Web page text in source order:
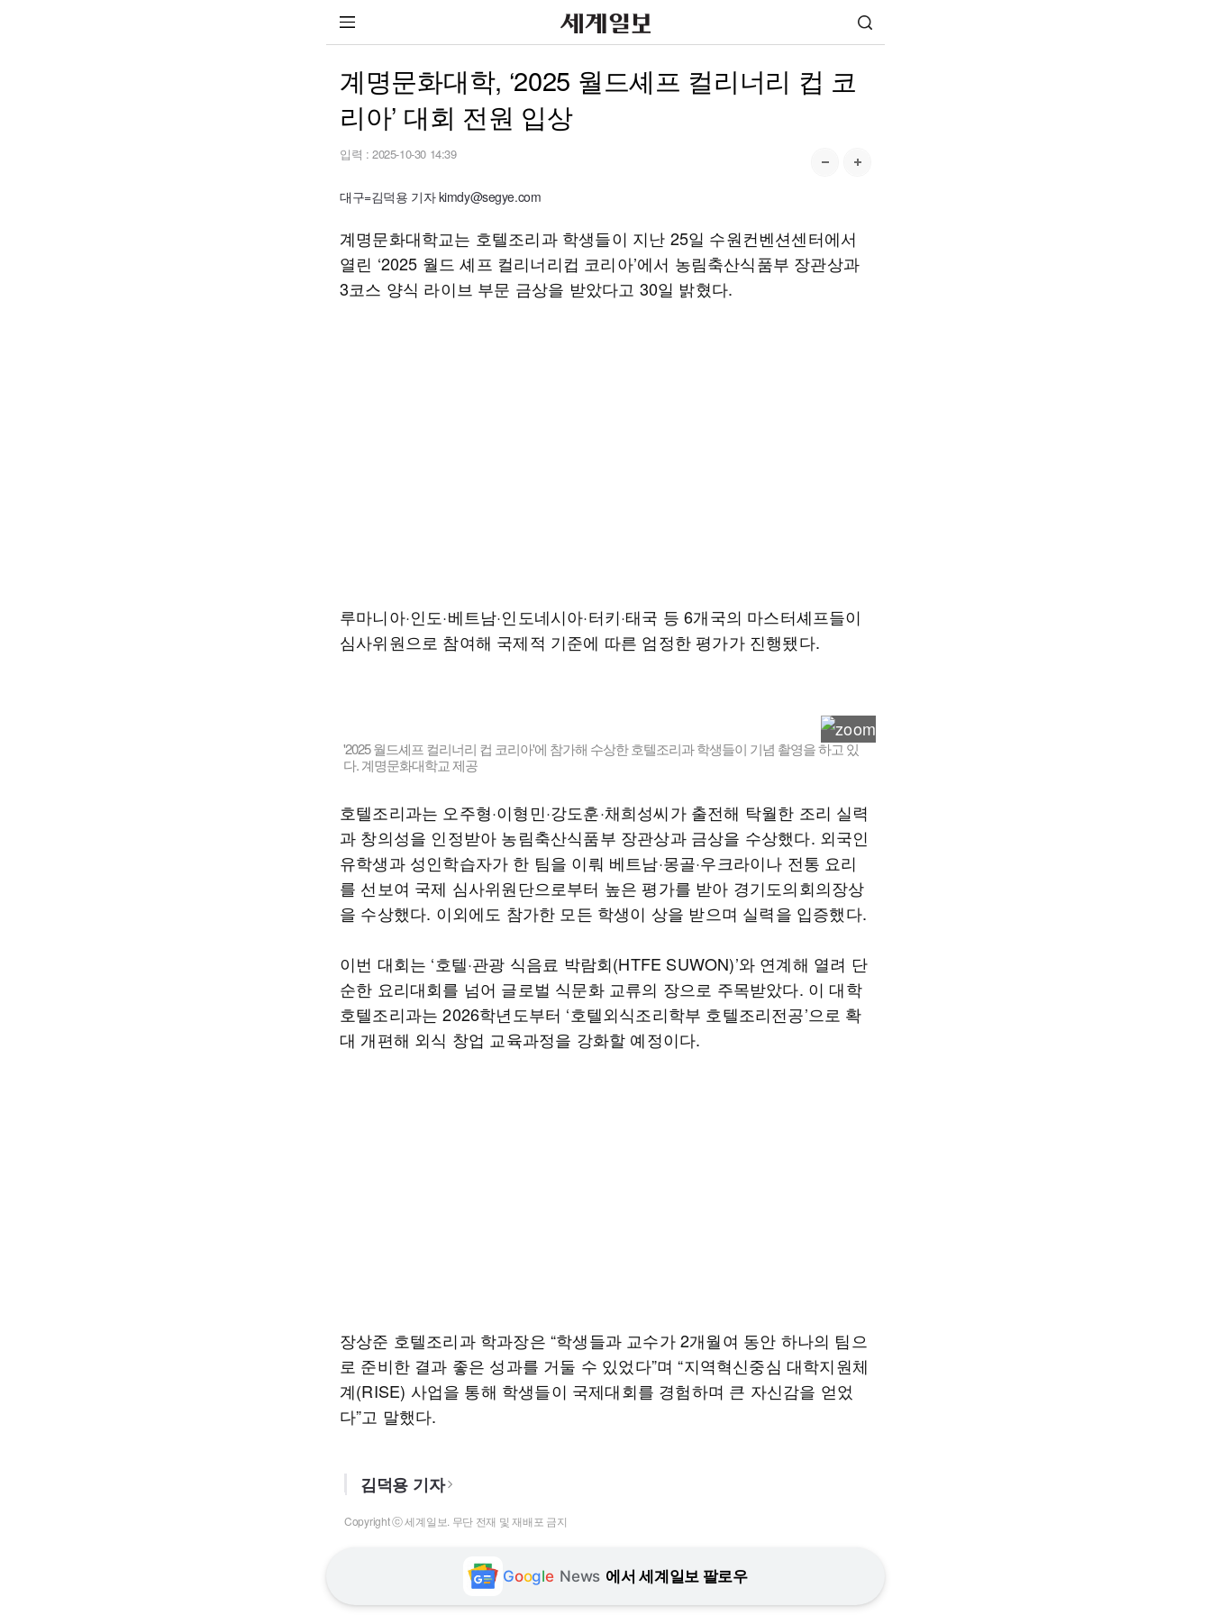
계명문화대학, ‘2025 월드셰프 컬리너리 컵 코
리아’ 대회 전원 입상
입력 : 2025-10-30 14:39
대구=김덕용 기자 kimdy@segye.com
계명문화대학교는 호텔조리과 학생들이 지난 25일 수원컨벤션센터에서
열린 ‘2025 월드 셰프 컬리너리컵 코리아’에서 농림축산식품부 장관상과
3코스 양식 라이브 부문 금상을 받았다고 30일 밝혔다.
루마니아·인도·베트남·인도네시아·터키·태국 등 6개국의 마스터셰프들이
심사위원으로 참여해 국제적 기준에 따른 엄정한 평가가 진행됐다.
'2025 월드셰프 컬리너리 컵 코리아'에 참가해 수상한 호텔조리과 학생들이 기념 촬영을 하고 있
다. 계명문화대학교 제공
호텔조리과는 오주형·이형민·강도훈·채희성씨가 출전해 탁월한 조리 실력
과 창의성을 인정받아 농림축산식품부 장관상과 금상을 수상했다. 외국인
유학생과 성인학습자가 한 팀을 이뤄 베트남·몽골·우크라이나 전통 요리
를 선보여 국제 심사위원단으로부터 높은 평가를 받아 경기도의회의장상
을 수상했다. 이외에도 참가한 모든 학생이 상을 받으며 실력을 입증했다.
이번 대회는 ‘호텔·관광 식음료 박람회(HTFE SUWON)’와 연계해 열려 단
순한 요리대회를 넘어 글로벌 식문화 교류의 장으로 주목받았다. 이 대학
호텔조리과는 2026학년도부터 ‘호텔외식조리학부 호텔조리전공’으로 확
대 개편해 외식 창업 교육과정을 강화할 예정이다.
장상준 호텔조리과 학과장은 “학생들과 교수가 2개월여 동안 하나의 팀으
로 준비한 결과 좋은 성과를 거둘 수 있었다”며 “지역혁신중심 대학지원체
계(RISE) 사업을 통해 학생들이 국제대회를 경험하며 큰 자신감을 얻었
다”고 말했다.
김덕용 기자
Copyright ⓒ 세계일보. 무단 전재 및 재배포 금지
Google News 에서 세계일보 팔로우